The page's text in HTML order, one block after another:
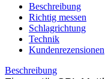
Beschreibung
Richtig messen
Schlagrichtung
Technik
Kundenrezensionen
Beschreibung